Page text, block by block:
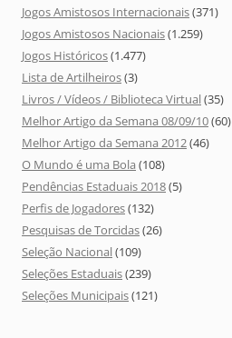
Jogos Amistosos Internacionais(371)
Jogos Amistosos Nacionais(1.259)
Jogos Históricos(1.477)
Lista de Artilheiros(3)
Livros / Vídeos / Biblioteca Virtual(35)
Melhor Artigo da Semana 08/09/10(60)
Melhor Artigo da Semana 2012(46)
O Mundo é uma Bola (108)
Pendências Estaduais 2018(5)
Perfis de Jogadores(132)
Pesquisas de Torcidas(26)
Seleção Nacional(109)
Seleções Estaduais(239)
Seleções Municipais(121)